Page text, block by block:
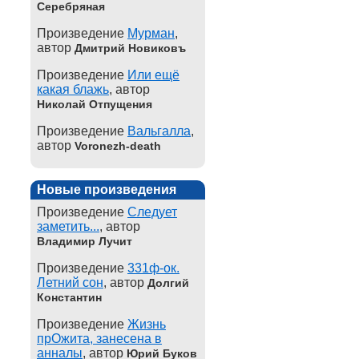
Серебряная
Произведение Мурман,
автор Дмитрий Новиковъ
Произведение Или ещё
какая блажь, автор
Николай Отпущения
Произведение Вальгалла,
автор Voronezh-death
Новые произведения
Произведение Следует
заметить..., автор
Владимир Лучит
Произведение 331ф-ок.
Летний сон, автор Долгий
Константин
Произведение Жизнь
прОжита, занесена в
анналы, автор Юрий Буков